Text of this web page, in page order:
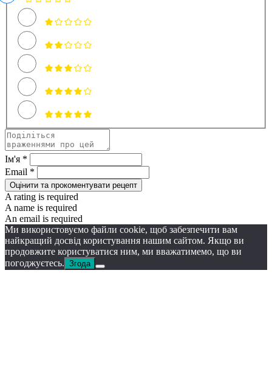
Ім'я *
Email *
Оцінити та прокоментувати рецепт
A rating is required
A name is required
An email is required
Ми використовуємо файли cookie, щоб забезпечити вам
найкращий досвід користування нашим сайтом. Якщо ви
продовжите користуватися ним, ми вважатимемо, що ви
погоджуєтесь. Згода